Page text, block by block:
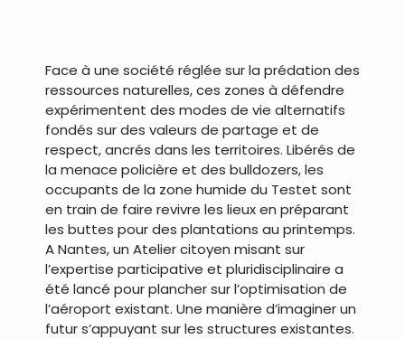
Face à une société réglée sur la prédation des
ressources naturelles, ces zones à défendre
expérimentent des modes de vie alternatifs
fondés sur des valeurs de partage et de
respect, ancrés dans les territoires. Libérés de
la menace policière et des bulldozers, les
occupants de la zone humide du Testet sont
en train de faire revivre les lieux en préparant
les buttes pour des plantations au printemps.
A Nantes, un Atelier citoyen misant sur
l’expertise participative et pluridisciplinaire a
été lancé pour plancher sur l’optimisation de
l’aéroport existant. Une manière d’imaginer un
futur s’appuyant sur les structures existantes.